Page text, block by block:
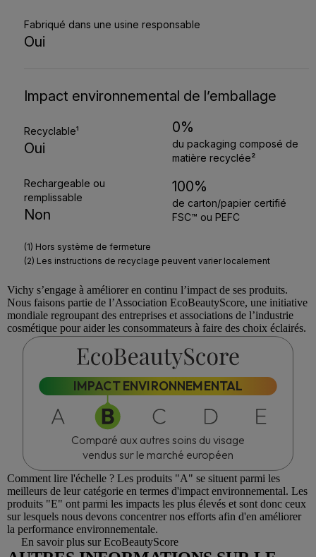
Vichy s’engage à améliorer en continu l’impact de ses produits.
Nous faisons partie de l’Association EcoBeautyScore, une initiative
mondiale regroupant des entreprises et associations de l’industrie
cosmétique pour aider les consommateurs à faire des choix éclairés.
IMPACT ENVIRONNEMENTAL
Comparé aux autres soins du visage
vendus sur le marché européen
Comment lire l'échelle ? Les produits "A" se situent parmi les
meilleurs de leur catégorie en termes d'impact environnemental. Les
produits "E" ont parmi les impacts les plus élevés et sont donc ceux
sur lesquels nous devons concentrer nos efforts afin d'en améliorer
la performance environnementale.
En savoir plus sur EcoBeautyScore